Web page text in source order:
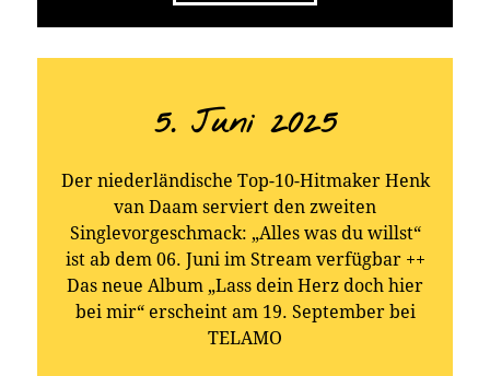
5. Juni 2025
Der niederländische Top-10-Hitmaker Henk
van Daam serviert den zweiten
Singlevorgeschmack: „Alles was du willst“
ist ab dem 06. Juni im Stream verfügbar ++
Das neue Album „Lass dein Herz doch hier
bei mir“ erscheint am 19. September bei
TELAMO